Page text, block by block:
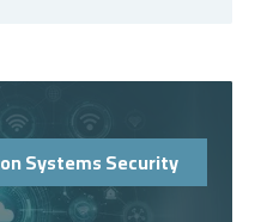
Systems Security